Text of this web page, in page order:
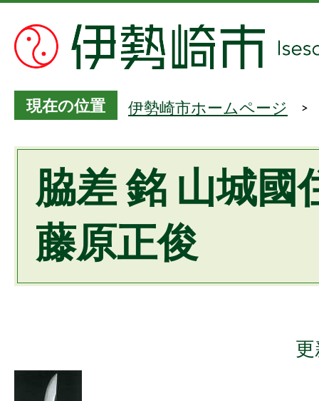
現在の位置 伊勢崎市ホームページ
脇差 銘 山城國
藤原正俊